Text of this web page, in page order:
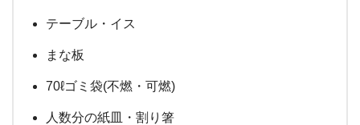
テーブル・イス
まな板
70ℓゴミ袋(不燃・可燃)
人数分の紙皿・割り箸